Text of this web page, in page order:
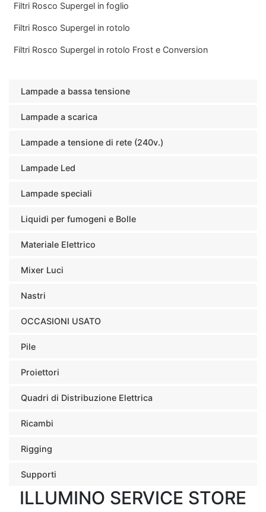
Filtri Rosco Supergel in foglio
Filtri Rosco Supergel in rotolo
Filtri Rosco Supergel in rotolo Frost e Conversion
Lampade a bassa tensione
Lampade a scarica
Lampade a tensione di rete (240v.)
Lampade Led
Lampade speciali
Liquidi per fumogeni e Bolle
Materiale Elettrico
Mixer Luci
Nastri
OCCASIONI USATO
Pile
Proiettori
Quadri di Distribuzione Elettrica
Ricambi
Rigging
Supporti
ILLUMINO SERVICE STORE